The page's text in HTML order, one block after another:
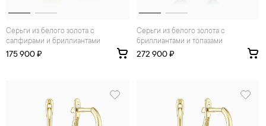
Серьги из белого золота с
сапфирами и бриллиантами
175 900 ₽
Серьги из белого золота с
бриллиантами и топазами
272 900 ₽